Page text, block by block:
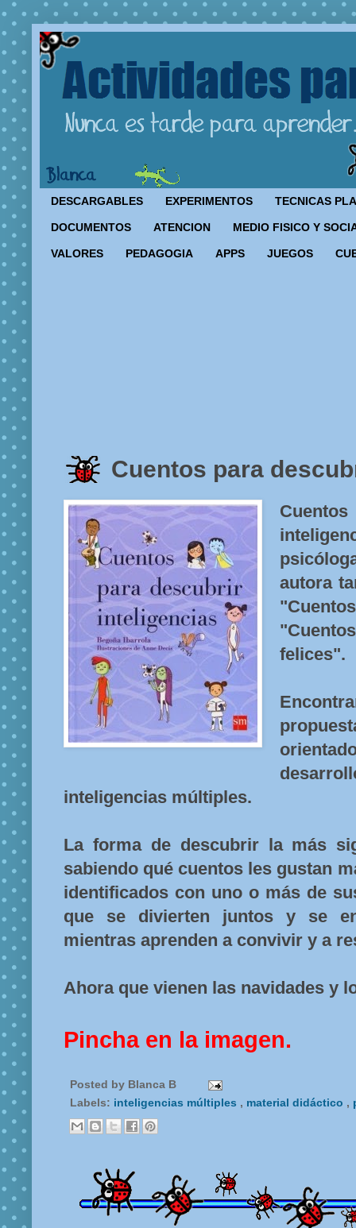
DESCARGABLES EXPERIMENTOS TECNICAS
DOCUMENTOS ATENCION MEDIO FISICO Y
VALORES PEDAGOGIA APPS JUEGOS
Cuentos para
autora
felices".
inteligencias múltiples.
La forma de descubrir la más
sabiendo qué cuentos les gustan
identificados con uno o más de
que se divierten juntos y se
mientras aprenden a convivir y a
Ahora que vienen las navidades y
Pincha en la imagen.
Posted by Blanca B
Labels: inteligencias múltiples , material didáctico ,